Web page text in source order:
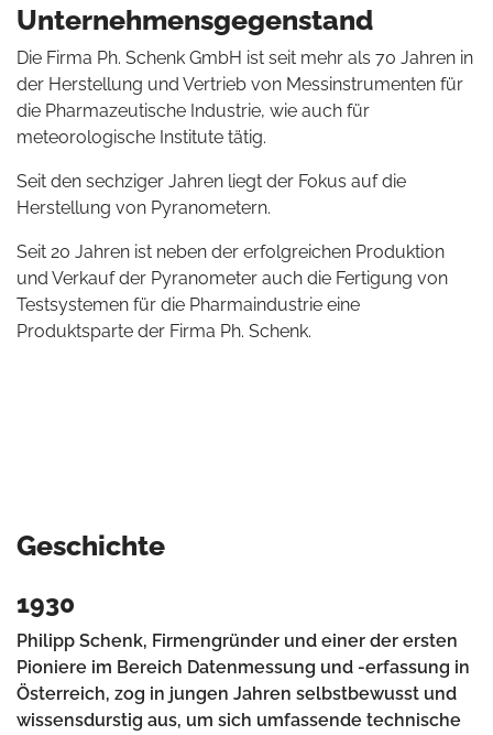
Unternehmensgegenstand
Die Firma Ph. Schenk GmbH ist seit mehr als 70 Jahren in
der Herstellung und Vertrieb von Messinstrumenten für
die Pharmazeutische Industrie, wie auch für
meteorologische Institute tätig.
Seit den sechziger Jahren liegt der Fokus auf die
Herstellung von Pyranometern.
Seit 20 Jahren ist neben der erfolgreichen Produktion
und Verkauf der Pyranometer auch die Fertigung von
Testsystemen für die Pharmaindustrie eine
Produktsparte der Firma Ph. Schenk.
Geschichte
1930
Philipp Schenk, Firmengründer und einer der ersten
Pioniere im Bereich Datenmessung und -erfassung in
Österreich, zog in jungen Jahren selbstbewusst und
wissensdurstig aus, um sich umfassende technische